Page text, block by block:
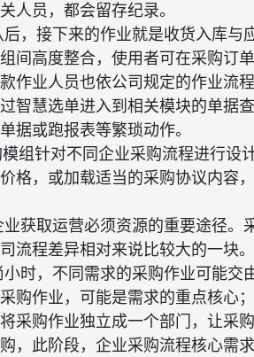
人员，都会留存纪录。
后，接下来的作业就是收货入库
间高度整合，使用者可在采购订
作业人员也依公司规定的作业流
智慧选单进入到相关模块的单据
据或跑报表等繁琐动作。
组针对不同企业采购流程进行设
格，或加载适当的采购协议内容
获取运营必须资源的重要途径。
流程差异相对来说比较大的一块。
时，不同需求的采购作业可能交
购作业，可能是需求的重点核心
采购作业独立成一个部门，让采
，此阶段，企业采购流程核心需